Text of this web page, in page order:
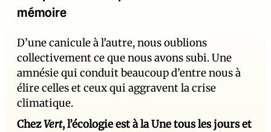
mémoire
D’une canicule à l’autre, nous oublions
collectivement ce que nous avons subi. Une
amnésie qui conduit beaucoup d’entre nous à
élire celles et ceux qui aggravent la crise
climatique.
ChezVert, l’écologie est à la Une tous les jours et